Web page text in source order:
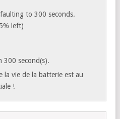
to 300 seconds.
left)
300 second(s).
la vie de la batterie est au
!